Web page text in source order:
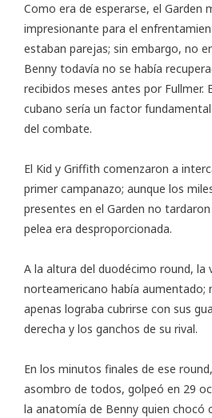
Como era de esperarse, el Garden
impresionante para el
estaban parejas; sin embargo, no
Benny todavía no se había
recibidos meses antes por Fullmer.
cubano sería un factor
del combate.
El Kid y Griffith comenzaron a
primer campanazo; aunque los
presentes en el Garden no
pelea era desproporcionada.
A la altura del duodécimo round, la
norteamericano había aumentado;
apenas lograba cubrirse con sus
derecha y los ganchos de su rival.
En los minutos finales de ese
asombro de todos, golpeó en 29
la anatomía de Benny quien chocó